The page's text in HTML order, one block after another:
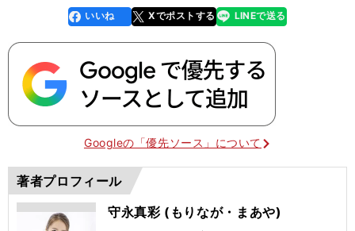
faceboo
k
いいね Xでポストする
line LINEで送る
Googleの「優先ソース」について
著者プロフィール
守永真彩 (もりなが・まあや)